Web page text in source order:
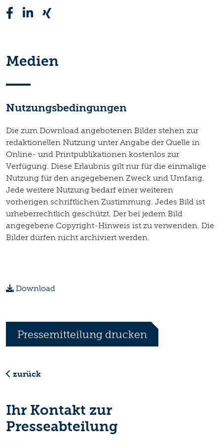
Medien
Nutzungsbedingungen
Die zum Download angebotenen Bilder stehen zur
redaktionellen Nutzung unter Angabe der Quelle in
Online- und Printpublikationen kostenlos zur
Verfügung. Diese Erlaubnis gilt nur für die einmalige
Nutzung für den angegebenen Zweck und Umfang.
Jede weitere Nutzung bedarf einer weiteren
vorherigen schriftlichen Zustimmung. Jedes Bild ist
urheberrechtlich geschützt. Der bei jedem Bild
angegebene Copyright-Hinweis ist zu verwenden. Die
Bilder dürfen nicht archiviert werden.
Download
Pressemitteilung drucken
zurück
Ihr Kontakt zur
Presseabteilung